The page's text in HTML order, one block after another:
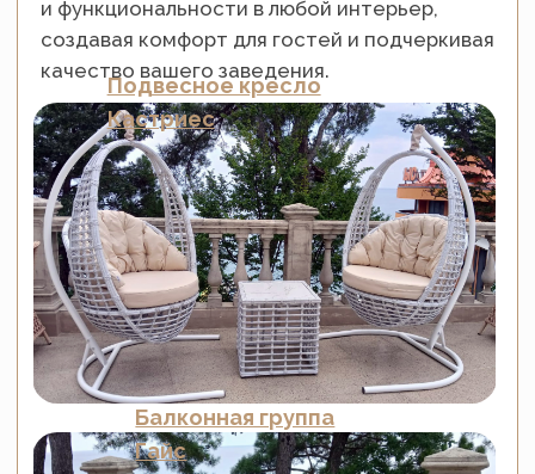
Обеденный комплект
Гайс
Обеденный комплект
Айон